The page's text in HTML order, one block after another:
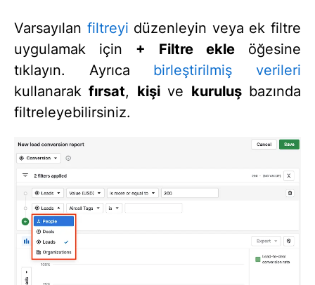
Varsayılan filtreyi düzenleyin veya ek filtre
uygulamak için + Filtre ekleöğesine
tıklayın. Ayrıca birleştirilmiş verileri
kullanarakfırsat, kişive kuruluşbazında
filtreleyebilirsiniz.